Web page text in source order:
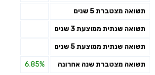
תשואה מצטברת 5 שנים
תשואה שנתית ממוצעת 3 שנים
תשואה שנתית ממוצעת 5 שנים
תשואה מצטברת שנה אחרונה 6.85%